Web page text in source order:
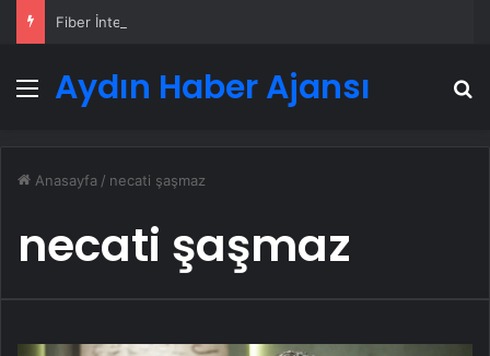
Fiber İnternet Nedir ve Ev İnterneti Nasıl Seçilir
Menü
Aydın Haber Ajansı
Anasayfa / necati şaşmaz
necati şaşmaz